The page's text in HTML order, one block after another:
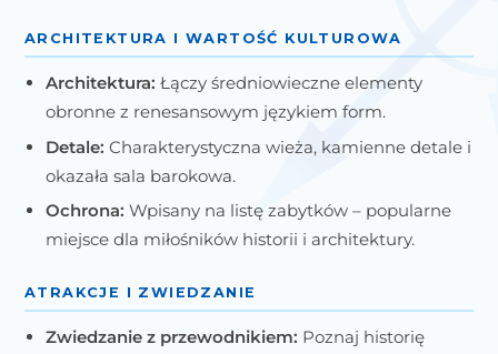
ARCHITEKTURA I WARTOŚĆ KULTUROWA
Architektura: Łączy średniowieczne elementy
obronne z renesansowym językiem form.
Detale: Charakterystyczna wieża, kamienne detale i
okazała sala barokowa.
Ochrona: Wpisany na listę zabytków – popularne
miejsce dla miłośników historii i architektury.
ATRAKCJE I ZWIEDZANIE
Zwiedzanie z przewodnikiem: Poznaj historię